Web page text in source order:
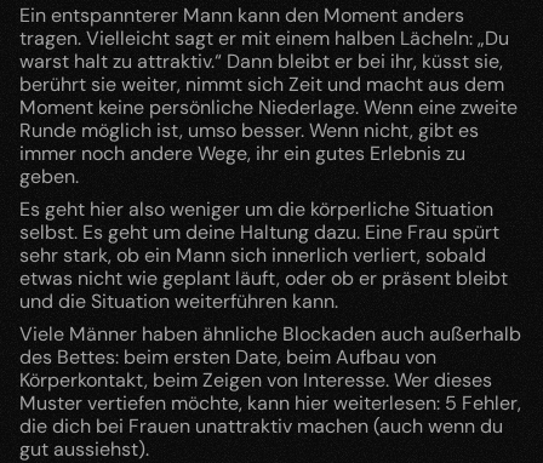
Ein entspannterer Mann kann den Moment anders
tragen. Vielleicht sagt er mit einem halben Lächeln: „Du
warst halt zu attraktiv.“ Dann bleibt er bei ihr, küsst sie,
berührt sie weiter, nimmt sich Zeit und macht aus dem
Moment keine persönliche Niederlage. Wenn eine zweite
Runde möglich ist, umso besser. Wenn nicht, gibt es
immer noch andere Wege, ihr ein gutes Erlebnis zu
geben.
Es geht hier also weniger um die körperliche Situation
selbst. Es geht um deine Haltung dazu. Eine Frau spürt
sehr stark, ob ein Mann sich innerlich verliert, sobald
etwas nicht wie geplant läuft, oder ob er präsent bleibt
und die Situation weiterführen kann.
Viele Männer haben ähnliche Blockaden auch außerhalb
des Bettes: beim ersten Date, beim Aufbau von
Körperkontakt, beim Zeigen von Interesse. Wer dieses
Muster vertiefen möchte, kann hier weiterlesen: 5 Fehler,
die dich bei Frauen unattraktiv machen (auch wenn du
gut aussiehst).